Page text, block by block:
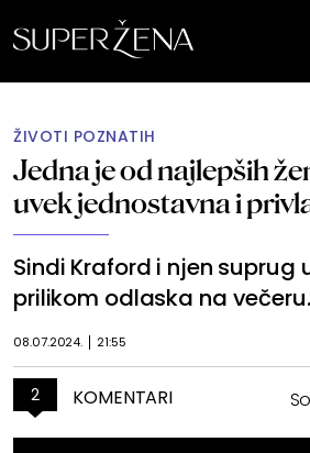
ŽIVOTI POZNATIH
Jedna je od najlepših
uvek jednostavna i
Sindi Kraford i njen suprug
prilikom odlaska na večeru.
08.07.2024. 21:55
2 KOMENTARI